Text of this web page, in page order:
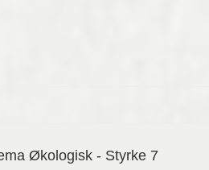
Økologisk - Styrke 7